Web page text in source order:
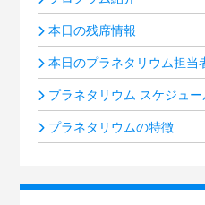
本日の残席情報
本日のプラネタリウム担当
プラネタリウム スケジュー
プラネタリウムの特徴